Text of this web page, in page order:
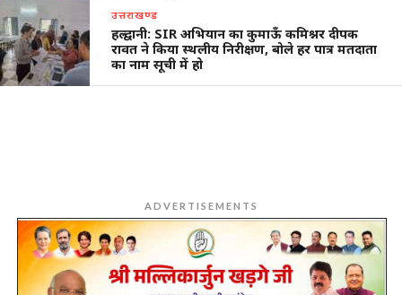
उत्तराखण्ड
हल्द्वानी: SIR अभियान का कुमाऊँ कमिश्नर दीपक
रावत ने किया स्थलीय निरीक्षण, बोले हर पात्र मतदाता
का नाम सूची में हो
ADVERTISEMENTS